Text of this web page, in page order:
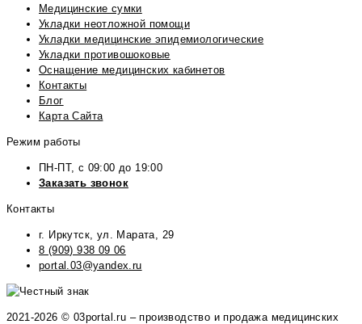
Медицинские сумки
Укладки неотложной помощи
Укладки медицинские эпидемиологические
Укладки противошоковые
Оснащение медицинских кабинетов
Контакты
Блог
Карта Сайта
Режим работы
ПН-ПТ, с 09:00 до 19:00
Заказать звонок
Контакты
г. Иркутск, ул. Марата, 29
8 (909) 938 09 06
portal.03@yandex.ru
2021-2026 © 03portal.ru – производство и продажа медицинских